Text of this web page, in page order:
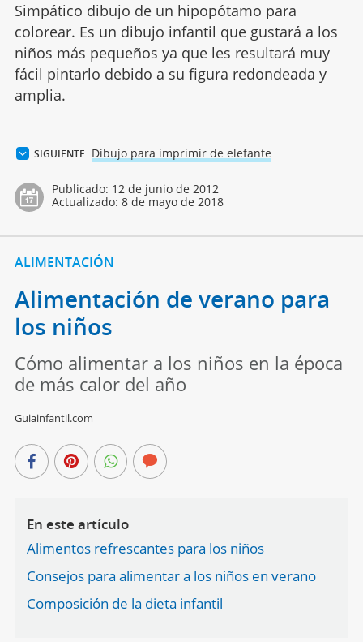
Simpático dibujo de un hipopótamo para
colorear. Es un dibujo infantil que gustará a los
niños más pequeños ya que les resultará muy
fácil pintarlo debido a su figura redondeada y
amplia.
SIGUIENTE: Dibujo para imprimir de elefante
Publicado: 12 de junio de 2012
Actualizado: 8 de mayo de 2018
ALIMENTACIÓN
Alimentación de verano para
los niños
Cómo alimentar a los niños en la época
de más calor del año
Guiainfantil.com
En este artículo
Alimentos refrescantes para los niños
Consejos para alimentar a los niños en verano
Composición de la dieta infantil